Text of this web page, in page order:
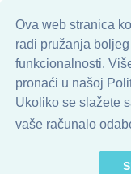
Ova web stranica
radi pružanja
funkcionalnosti.
pronaći u našoj
Ukoliko se slažete
vaše računalo